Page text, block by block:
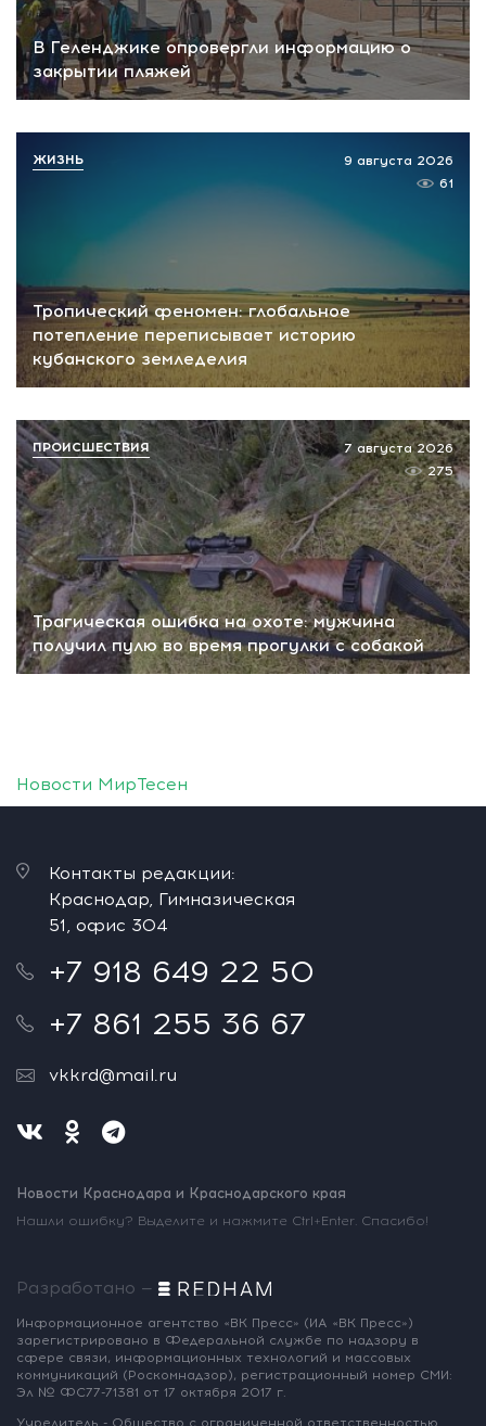
В Геленджике опровергли информацию о
закрытии пляжей
Тропический феномен: глобальное
потепление переписывает историю
кубанского земледелия
9 августа 2026
61
ЖИЗНЬ
Трагическая ошибка на охоте: мужчина
получил пулю во время прогулки с собакой
7 августа 2026
275
ПРОИСШЕСТВИЯ
Новости МирТесен
Контакты редакции:
Краснодар, Гимназическая
51, офис 304
+7 918 649 22 50
+7 861 255 36 67
vkkrd@mail.ru
Новости Краснодара и Краснодарского края
Нашли ошибку? Выделите и нажмите Ctrl+Enter. Спасибо!
Разработано —
Информационное агентство «ВК Пресс» (ИА «ВК Пресс»)
зарегистрировано в Федеральной службе по надзору в
сфере связи, информационных технологий и массовых
коммуникаций (Роскомнадзор), регистрационный номер СМИ:
Эл № ФС77-71381 от 17 октября 2017 г.
Учредитель - Общество с ограниченной ответственностью